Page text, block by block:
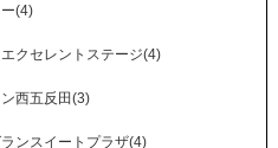
(4)
クセレントステージ(4)
西五反田(3)
ンスイートプラザ(4)